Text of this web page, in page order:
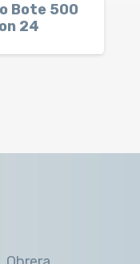
Bote 500
24